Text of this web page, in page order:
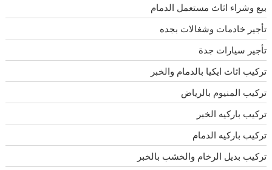
بيع وشراء اثاث مستعمل الدمام
تأجير خادمات وشغالات بجده
تأجير سيارات جدة
تركيب اثاث ايكيا بالدمام والخبر
تركيب المنيوم بالرياض
تركيب باركيه الخبر
تركيب باركيه الدمام
تركيب بديل الرخام والخشب بالخبر